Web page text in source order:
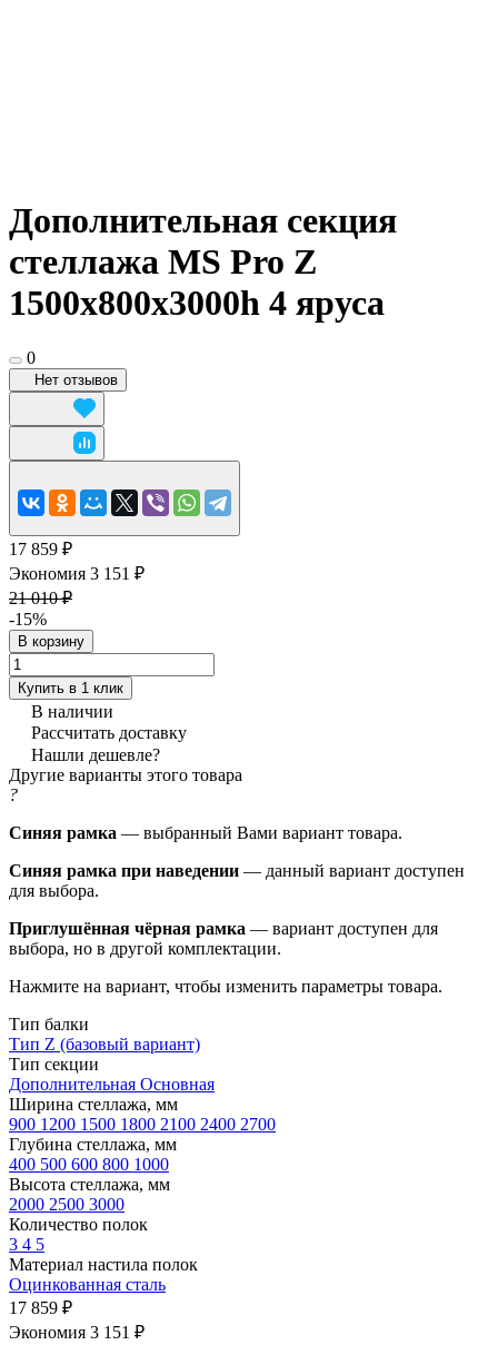
Дополнительная секция
стеллажа MS Pro Z
1500x800х3000h 4 яруса
0
Нет отзывов
17 859 ₽
Экономия 3 151 ₽
21 010 ₽
-15%
В корзину
Купить в 1 клик
В наличии
Рассчитать доставку
Нашли дешевле?
Другие варианты этого товара
?
Синяя рамка — выбранный Вами вариант товара.
Синяя рамка при наведении — данный вариант доступен
для выбора.
Приглушённая чёрная рамка — вариант доступен для
выбора, но в другой комплектации.
Нажмите на вариант, чтобы изменить параметры товара.
Тип балки
Тип Z (базовый вариант)
Тип секции
Дополнительная Основная
Ширина стеллажа, мм
900 1200 1500 1800 2100 2400 2700
Глубина стеллажа, мм
400 500 600 800 1000
Высота стеллажа, мм
2000 2500 3000
Количество полок
3 4 5
Материал настила полок
Оцинкованная сталь
17 859 ₽
Экономия 3 151 ₽